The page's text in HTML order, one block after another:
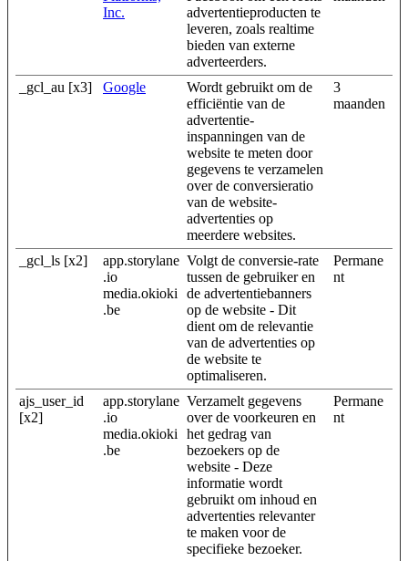
Inc.
advertentieproducten te
leveren, zoals realtime
bieden van externe
adverteerders.
_gcl_au [x3] Google
Wordt gebruikt om de
efficiëntie van de
advertentie-
inspanningen van de
website te meten door
gegevens te verzamelen
over de conversieratio
van de website-
advertenties op
meerdere websites.
3
maanden
_gcl_ls [x2]
app.storylane
.io
media.okioki
.be
Volgt de conversie-rate
tussen de gebruiker en
de advertentiebanners
op de website - Dit
dient om de relevantie
van de advertenties op
de website te
optimaliseren.
Permane
nt
ajs_user_id
[x2]
app.storylane
.io
media.okioki
.be
Verzamelt gegevens
over de voorkeuren en
het gedrag van
bezoekers op de
website - Deze
informatie wordt
gebruikt om inhoud en
advertenties relevanter
te maken voor de
specifieke bezoeker.
Permane
nt